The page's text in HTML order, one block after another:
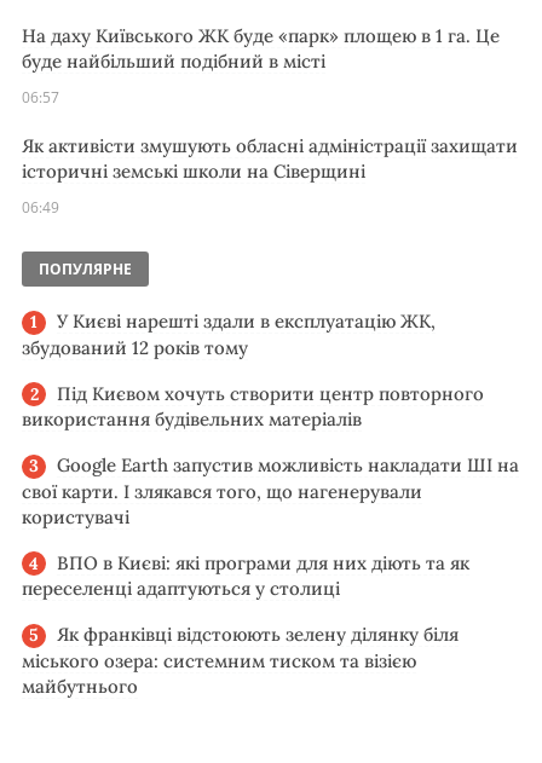
На даху Київського ЖК буде «парк» площею в 1 га. Це
буде найбільший подібний в місті
06:57
Як активісти змушують обласні адміністрації захищати
історичні земські школи на Сіверщині
06:49
ПОПУЛЯРНЕ
У Києві нарешті здали в експлуатацію ЖК,
збудований 12 років тому
Під Києвом хочуть створити центр повторного
використання будівельних матеріалів
Google Earth запустив можливість накладати ШІ на
свої карти. І злякався того, що нагенерували
користувачі
ВПО в Києві: які програми для них діють та як
переселенці адаптуються у столиці
Як франківці відстоюють зелену ділянку біля
міського озера: системним тиском та візією
майбутнього